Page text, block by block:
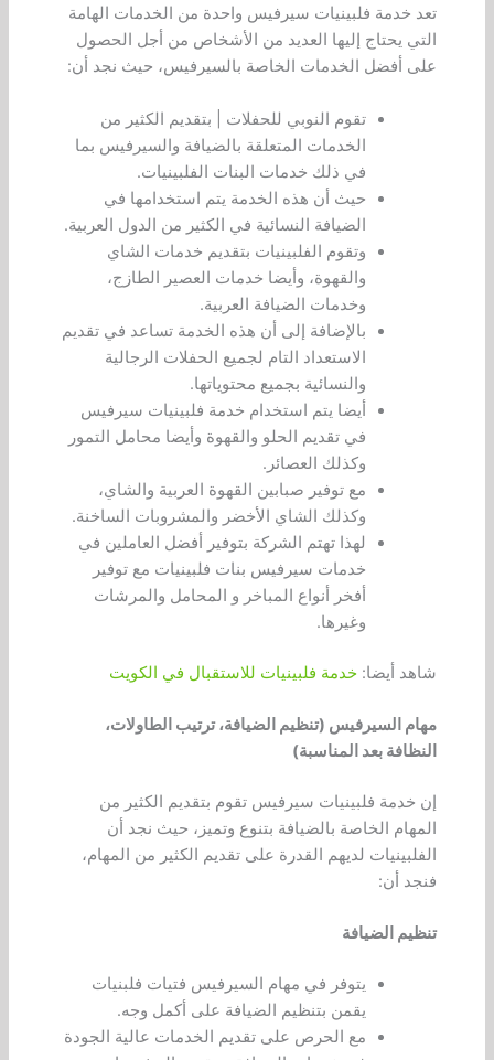
تعد خدمة فلبينيات سيرفيس واحدة من الخدمات الهامة
التي يحتاج إليها العديد من الأشخاص من أجل الحصول
على أفضل الخدمات الخاصة بالسيرفيس، حيث نجد أن:
تقوم النوبي للحفلات | بتقديم الكثير من
الخدمات المتعلقة بالضيافة والسيرفيس بما
في ذلك خدمات البنات الفلبينيات.
حيث أن هذه الخدمة يتم استخدامها في
الضيافة النسائية في الكثير من الدول العربية.
وتقوم الفلبينيات بتقديم خدمات الشاي
والقهوة، وأيضا خدمات العصير الطازج،
وخدمات الضيافة العربية.
بالإضافة إلى أن هذه الخدمة تساعد في تقديم
الاستعداد التام لجميع الحفلات الرجالية
والنسائية بجميع محتوياتها.
أيضا يتم استخدام خدمة فلبينيات سيرفيس
في تقديم الحلو والقهوة وأيضا محامل التمور
وكذلك العصائر.
مع توفير صبابين القهوة العربية والشاي،
وكذلك الشاي الأخضر والمشروبات الساخنة.
لهذا تهتم الشركة بتوفير أفضل العاملين في
خدمات سيرفيس بنات فلبينيات مع توفير
أفخر أنواع المباخر و المحامل والمرشات
وغيرها.
شاهد أيضا: خدمة فلبينيات للاستقبال في الكويت
مهام السيرفيس (تنظيم الضيافة، ترتيب الطاولات،
النظافة بعد المناسبة)
إن خدمة فلبينيات سيرفيس تقوم بتقديم الكثير من
المهام الخاصة بالضيافة بتنوع وتميز، حيث نجد أن
الفلبينيات لديهم القدرة على تقديم الكثير من المهام،
فنجد أن:
تنظيم الضيافة
يتوفر في مهام السيرفيس فتيات فلبنيات
يقمن بتنظيم الضيافة على أكمل وجه.
مع الحرص على تقديم الخدمات عالية الجودة